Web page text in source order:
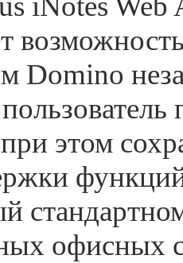
Domino
этом
офисных